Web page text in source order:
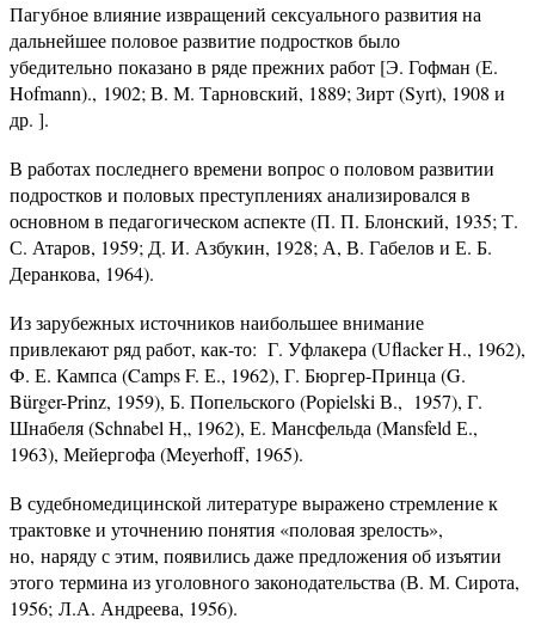
Пагубное влияние извращений сексуального развития на
дальнейшее половое развитие подростков было
убедительно показано в ряде прежних работ [Э. Гофман (Е.
Hofmann)., 1902; В. М. Тарновский, 1889; Зирт (Syrt), 1908 и
др. ].
В работах последнего времени вопрос о половом развитии
подростков и половых преступлениях анализировался в
основном в педагогическом аспекте (П. П. Блонский, 1935; Т.
С. Атаров, 1959; Д. И. Азбукин, 1928; А, В. Габелов и Е. Б.
Деранкова, 1964).
Из зарубежных источников наибольшее внимание
привлекают ряд работ, как-то: Г. Уфлакера (Uflacker Н., 1962),
Ф. Е. Кампса (Camps F. Е., 1962), Г. Бюргер-Принца (G.
Bürger-Prinz, 1959), Б. Попельского (Popielski В., 1957), Г.
Шнабеля (Schnabel Н„ 1962), Е. Мансфельда (Mansfeld Е.,
1963), Мейергофа (Meyerhoff, 1965).
В судебномедицинской литературе выражено стремление к
трактовке и уточнению понятия «половая зрелость»,
но, наряду с этим, появились даже предложения об изъятии
этого термина из уголовного законодательства (В. М. Сирота,
1956; Л.А. Андреева, 1956).